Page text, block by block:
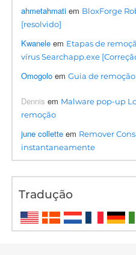
ahmetahmati em BloxForge
[resolvido]
Kwanele em Etapas de
vírus Searchapp.exe
Omogolo emGuia de
Dennis em Malware pop-up
remoção
june collette em Remover
instantaneamente
Tradução